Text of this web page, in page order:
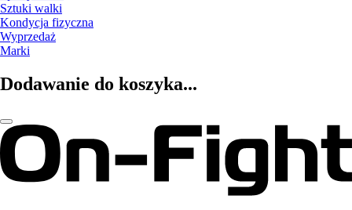
Sztuki walki
Kondycja fizyczna
Wyprzedaż
Marki
Dodawanie do koszyka...